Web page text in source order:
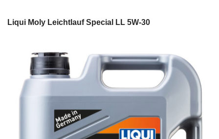
Liqui Moly Leichtlauf Special LL 5W-30